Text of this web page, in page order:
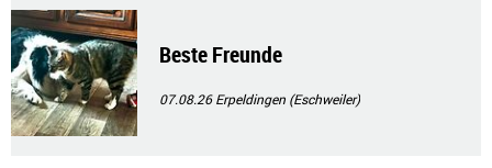
Beste Freunde
07.08.26Erpeldingen (Eschweiler)